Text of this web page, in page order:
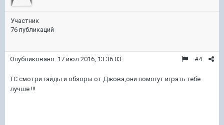
Участник
76 публикаций
#4
Опубликовано: 17 июл 2016, 13:36:03
ТС смотри гайды и обзоры от Джова,они помогут играть тебе
лучше !!!